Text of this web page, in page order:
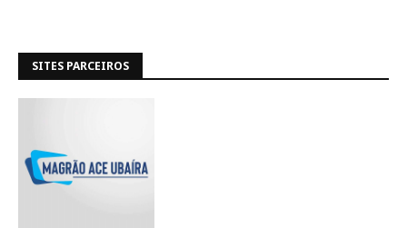
SITES PARCEIROS